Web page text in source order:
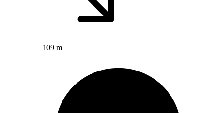
109 m